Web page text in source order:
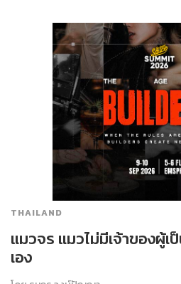
THAILAND
แมวจร แมวไม่มีเจ้าของผู้เ
เอง